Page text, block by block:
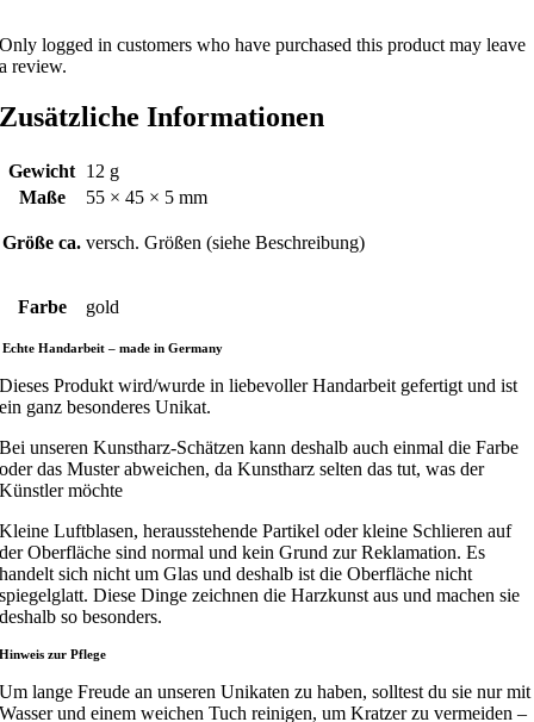
Only logged in customers who have purchased this product may leave
a review.
Zusätzliche Informationen
Gewicht 12 g
Maße
55 × 45 × 5 mm
Größe ca. versch. Größen (siehe Beschreibung)
Farbe gold
Echte Handarbeit – made in Germany
Dieses Produkt wird/wurde in liebevoller Handarbeit gefertigt und ist
ein ganz besonderes Unikat.
Bei unseren Kunstharz-Schätzen kann deshalb auch einmal die Farbe
oder das Muster abweichen, da Kunstharz selten das tut, was der
Künstler möchte
Kleine Luftblasen, herausstehende Partikel oder kleine Schlieren auf
der Oberfläche sind normal und kein Grund zur Reklamation. Es
handelt sich nicht um Glas und deshalb ist die Oberfläche nicht
spiegelglatt. Diese Dinge zeichnen die Harzkunst aus und machen sie
deshalb so besonders.
Hinweis zur Pflege
Um lange Freude an unseren Unikaten zu haben, solltest du sie nur mit
Wasser und einem weichen Tuch reinigen, um Kratzer zu vermeiden –